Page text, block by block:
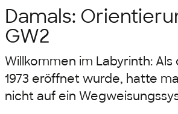
Damals:
GW2
Willkommen im Labyrinth:
1973 eröffnet wurde, hatte
nicht auf ein